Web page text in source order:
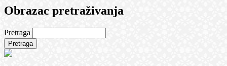
Obrazac pretraživanja
Pretraga